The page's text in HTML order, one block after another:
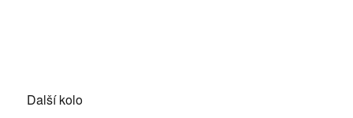
Další kolo